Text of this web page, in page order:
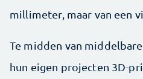
millimeter, maar van een
Te midden van
hun eigen projecten 3D-